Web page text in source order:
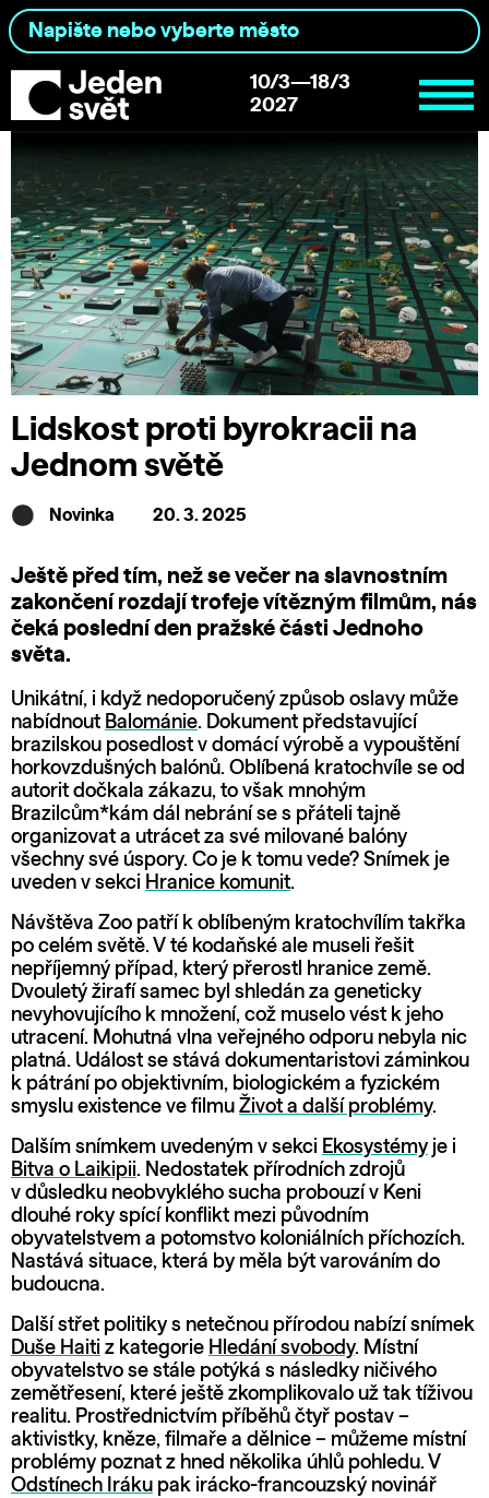
10/3—18/3
2027
Lidskost proti byrokracii na
Jednom světě
Novinka 20. 3. 2025
Ještě před tím, než se večer na slavnostním
zakončení rozdají trofeje vítězným filmům, nás
čeká poslední den pražské části Jednoho
světa.
Unikátní, i když nedoporučený způsob oslavy může
nabídnout Balománie. Dokument představující
brazilskou posedlost v domácí výrobě a vypouštění
horkovzdušných balónů. Oblíbená kratochvíle se od
autorit dočkala zákazu, to však mnohým
Brazilcům*kám dál nebrání se s přáteli tajně
organizovat a utrácet za své milované balóny
všechny své úspory. Co je k tomu vede? Snímek je
uveden v sekci Hranice komunit.
Návštěva Zoo patří k oblíbeným kratochvílím takřka
po celém světě. V té kodaňské ale museli řešit
nepříjemný případ, který přerostl hranice země.
Dvouletý žirafí samec byl shledán za geneticky
nevyhovujícího k množení, což muselo vést k jeho
utracení. Mohutná vlna veřejného odporu nebyla nic
platná. Událost se stává dokumentaristovi záminkou
k pátrání po objektivním, biologickém a fyzickém
smyslu existence ve filmu Život a další problémy.
Dalším snímkem uvedeným v sekci Ekosystémy je i
Bitva o Laikipii. Nedostatek přírodních zdrojů
v důsledku neobvyklého sucha probouzí v Keni
dlouhé roky spící konflikt mezi původním
obyvatelstvem a potomstvo koloniálních příchozích.
Nastává situace, která by měla být varováním do
budoucna.
Další střet politiky s netečnou přírodou nabízí snímek
Duše Haiti z kategorie Hledání svobody. Místní
obyvatelstvo se stále potýká s následky ničivého
zemětřesení, které ještě zkomplikovalo už tak tíživou
realitu. Prostřednictvím příběhů čtyř postav –
aktivistky, kněze, filmaře a dělnice – můžeme místní
problémy poznat z hned několika úhlů pohledu. V
Odstínech Iráku pak irácko-francouzský novinář